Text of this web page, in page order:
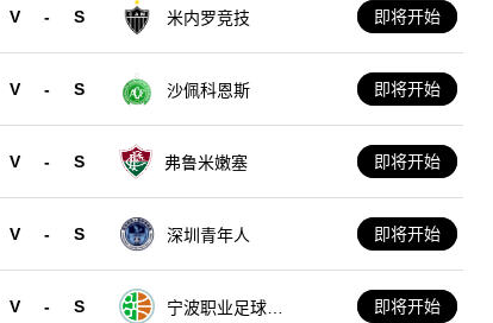
V - S 米内罗竞技 即将开始
V - S 沙佩科恩斯 即将开始
V - S 弗鲁米嫩塞 即将开始
V - S 深圳青年人 即将开始
V - S
宁波职业足球俱
即将开始